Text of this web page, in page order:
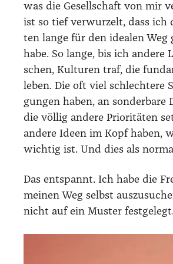
was die Gesell­schaft von mir
ist so tief ver­wur­zelt, dass ich
ten lan­ge für den idea­len Weg
habe. So lan­ge, bis ich ande­re
schen, Kul­tu­ren traf, die
leben. Die oft viel schlech­te­re
gun­gen haben, an son­der­ba­re
die völ­lig ande­re Prio­ri­tä­ten
ande­re Ideen im Kopf haben,
wich­tig ist. Und dies als
Das ent­spannt. Ich habe die
mei­nen Weg selbst
nicht auf ein Mus­ter